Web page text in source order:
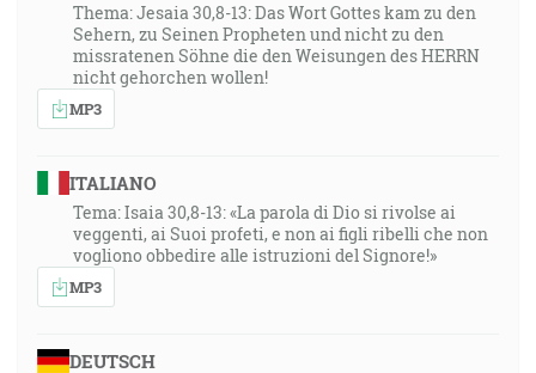
Thema: Jesaia 30,8-13: Das Wort Gottes kam zu den
Sehern, zu Seinen Propheten und nicht zu den
missratenen Söhne die den Weisungen des HERRN
nicht gehorchen wollen!
MP3
ITALIANO
Tema: Isaia 30,8-13: «La parola di Dio si rivolse ai
veggenti, ai Suoi profeti, e non ai figli ribelli che non
vogliono obbedire alle istruzioni del Signore!»
MP3
DEUTSCH